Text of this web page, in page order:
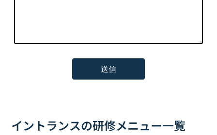
イントランスの研修メニュー一覧